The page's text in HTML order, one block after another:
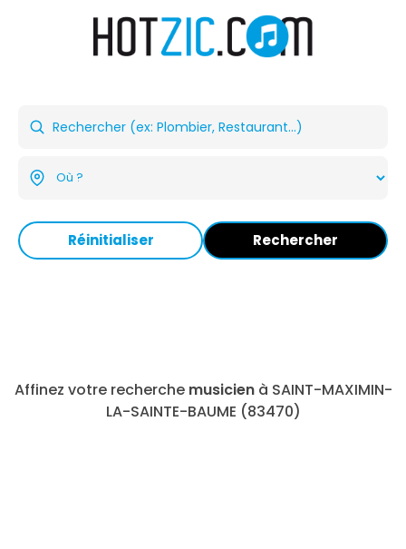
Réinitialiser Rechercher
Affinez votre recherche musicienà SAINT-MAXIMIN-
LA-SAINTE-BAUME (83470)